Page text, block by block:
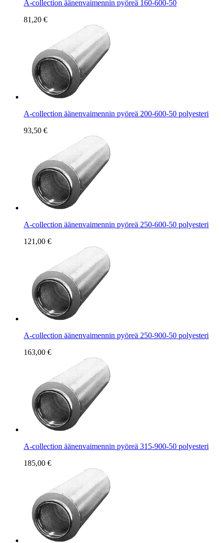
A-collection äänenvaimennin pyöreä 160-600-50
81,20 €
A-collection äänenvaimennin pyöreä 200-600-50 polyesteri
93,50 €
A-collection äänenvaimennin pyöreä 250-600-50 polyesteri
121,00 €
A-collection äänenvaimennin pyöreä 250-900-50 polyesteri
163,00 €
A-collection äänenvaimennin pyöreä 315-900-50 polyesteri
185,00 €